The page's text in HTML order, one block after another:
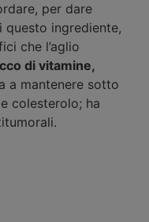
per dare
questo ingrediente,
che l’aglio
di vitamine,
a mantenere sotto
colesterolo; ha